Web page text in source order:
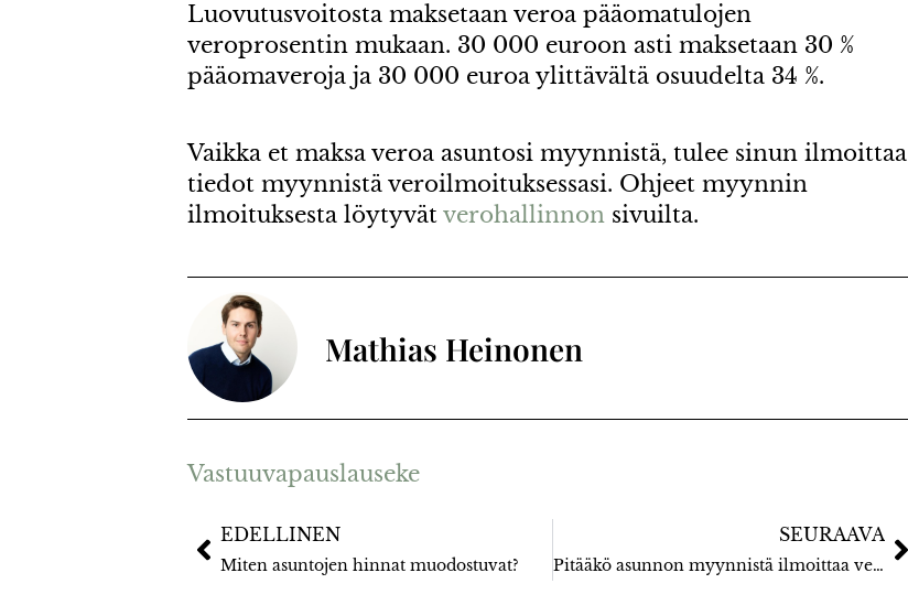
Luovutusvoitosta maksetaan veroa pääomatulojen
veroprosentin mukaan. 30 000 euroon asti maksetaan 30 %
pääomaveroja ja 30 000 euroa ylittävältä osuudelta 34 %.
Vaikka et maksa veroa asuntosi myynnistä, tulee sinun ilmoittaa
tiedot myynnistä veroilmoituksessasi. Ohjeet myynnin
ilmoituksesta löytyvät verohallinnon sivuilta.
Mathias Heinonen
Vastuuvapauslauseke
EDELLINEN
Miten asuntojen hinnat muodostuvat?
SEURAAVA
Pitääkö asunnon myynnistä ilmoittaa verottajalle?